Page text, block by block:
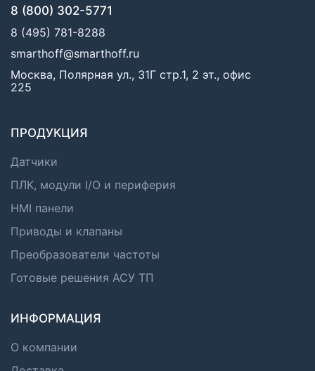
8 (800) 302-5771
8 (495) 781-8288
smarthoff@smarthoff.ru
Москва, Полярная ул., 31Г стр.1, 2 эт., офис
225
ПРОДУКЦИЯ
Датчики
ПЛК, модули I/O и периферия
HMI панели
Приводы и клапаны
Преобразователи частоты
Готовые решения АСУ ТП
ИНФОРМАЦИЯ
О компании